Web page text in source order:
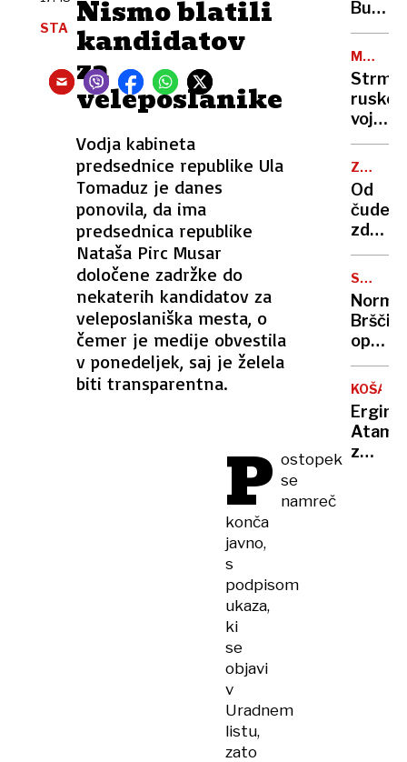
Nismo blatili
kandidatov
za
veleposlanike
Vodja kabineta
predsednice republike Ula
Tomaduz je danes
ponovila, da ima
predsednica republike
Nataša Pirc Musar
določene zadržke do
nekaterih kandidatov za
veleposlaniška mesta, o
čemer je medije obvestila
v ponedeljek, saj je želela
biti transparentna.
STA
P ostopek
se
namreč
konča
javno,
s
podpisom
ukaza,
ki
se
objavi
v
Uradnem
listu,
zato
ljudi?
Bulla
se je
še
en
tvorec
Maxa
MED
LETOM
rusko
letalo,
vsi
člani
umrli
Od
do
GOVOR
Norma
Brščič
o
»lenih
in
črncih
je le
Ergin
z